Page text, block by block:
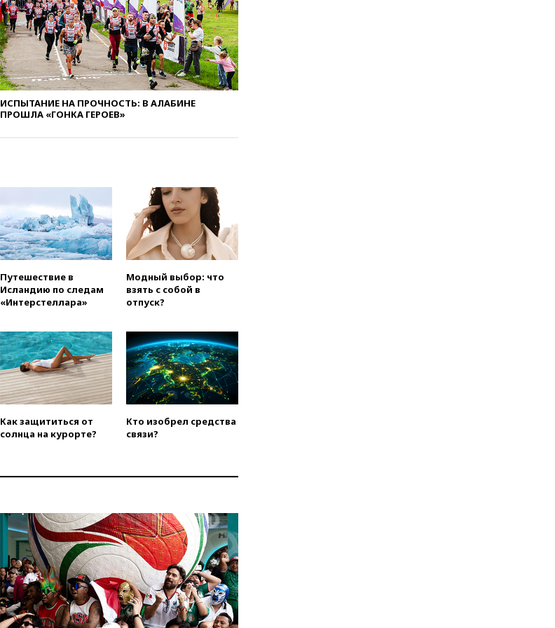
Иран в атаке на судно
нефтяной компании ADNOC в
Ормузе
вчера, 18:56«Газпром»: объем
газа в европейских подземных
хранилищах достиг
антирекорда
вчера, 18:25
Москву и Киев
суда на пост президента
вчера, 16:50Politico: «Газовая
авантюра Германии ставит под
угрозу европейскую зиму»
взорвался вблизи
газопровода в Болгарии
мирный житель
вчера, 14:54В Аргентине умер
отец футболиста Лионеля
Месси
вчера, 14:43Турция
ограничила судоходство в
Черном море
опасности БПЛА
вчера, 13:03Испания ввела
погранконтроль для
итальянских туристов
вчера, 12:27Возгорание на
Ильском НПЗ, вызванное
атакой БПЛА, потушили
ИСПЫТАНИЕ НА ПРОЧНОСТЬ: В АЛАБИНЕ
ПРОШЛА «ГОНКА ГЕРОЕВ»
Путешествие в
Исландию по следам
«Интерстеллара»
Модный выбор: что
взять с собой в
отпуск?
Как защититься от
солнца на курорте?
Кто изобрел средства
связи?